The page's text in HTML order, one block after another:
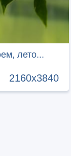
лето...
2160x3840